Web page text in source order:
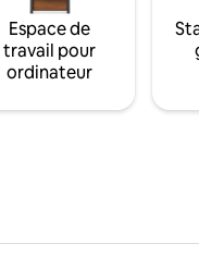
Espace de
travail pour
ordinateur